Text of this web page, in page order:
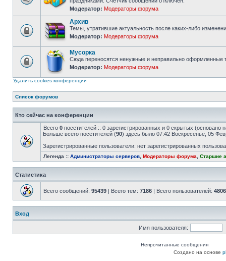
Модератор: Модераторы форума
Форум
Архив
Темы, утратившие актуальность после каких-либо
Модератор: Модераторы форума
Форум
Мусорка
Сюда переносятся ненужные и неправильно оформленные
Модератор: Модераторы форума
Удалить cookies конференции
Список форумов
Кто сейчас на конференции
Всего 0 посетителей :: 0 зарегистрированных и 0 скрытых (основано
Больше всего посетителей (90) здесь было 07:42 Воскресенье, 05
Зарегистрированные пользователи: нет зарегистрированных
Легенда :: Администраторы серверов Модераторы форума Старшие
Статистика
Всего сообщений: 95439 | Всего тем: 7186 | Всего пользователей: 4806
Вход
Имя пользователя:
Непрочитанные сообщения
Создано на основе